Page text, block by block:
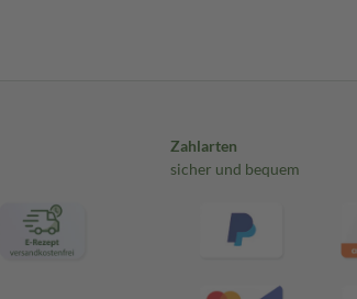
Zahlarten
sicher und bequem